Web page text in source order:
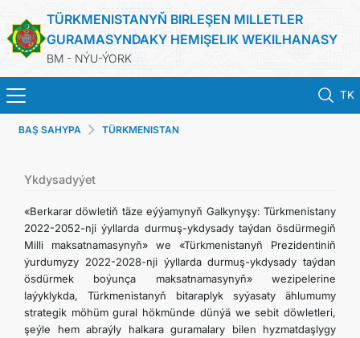
TÜRKMENISTANYŇ BIRLEŞEN MILLETLER
GURAMASYNDAKY HEMIŞELIK WEKILHANASY
BM - NÝU-ÝORK
TK
BAŞ SAHYPA
TÜRKMENISTAN
BIRLEŞEN MILLETLER GURAMASY
ILERI TUTULÝAN GARAÝYŞLAR
BAŞ SAHYPA TÜRKMENISTAN
Ykdysadyýet
«Berkarar döwletiň täze eýýamynyň Galkynyşy: Türkmenistany
2022-2052-nji ýyllarda durmuş-ykdysady taýdan ösdürmegiň
Milli maksatnamasynyň» we «Türkmenistanyň Prezidentiniň
ýurdumyzy 2022-2028-nji ýyllarda durmuş-ykdysady taýdan
ösdürmek boýunça maksatnamasynyň» wezipelerine
laýyklykda, Türkmenistanyň bitaraplyk syýasaty ählumumy
strategik möhüm gural hökmünde dünýä we sebit döwletleri,
şeýle hem abraýly halkara guramalary bilen hyzmatdaşlygy